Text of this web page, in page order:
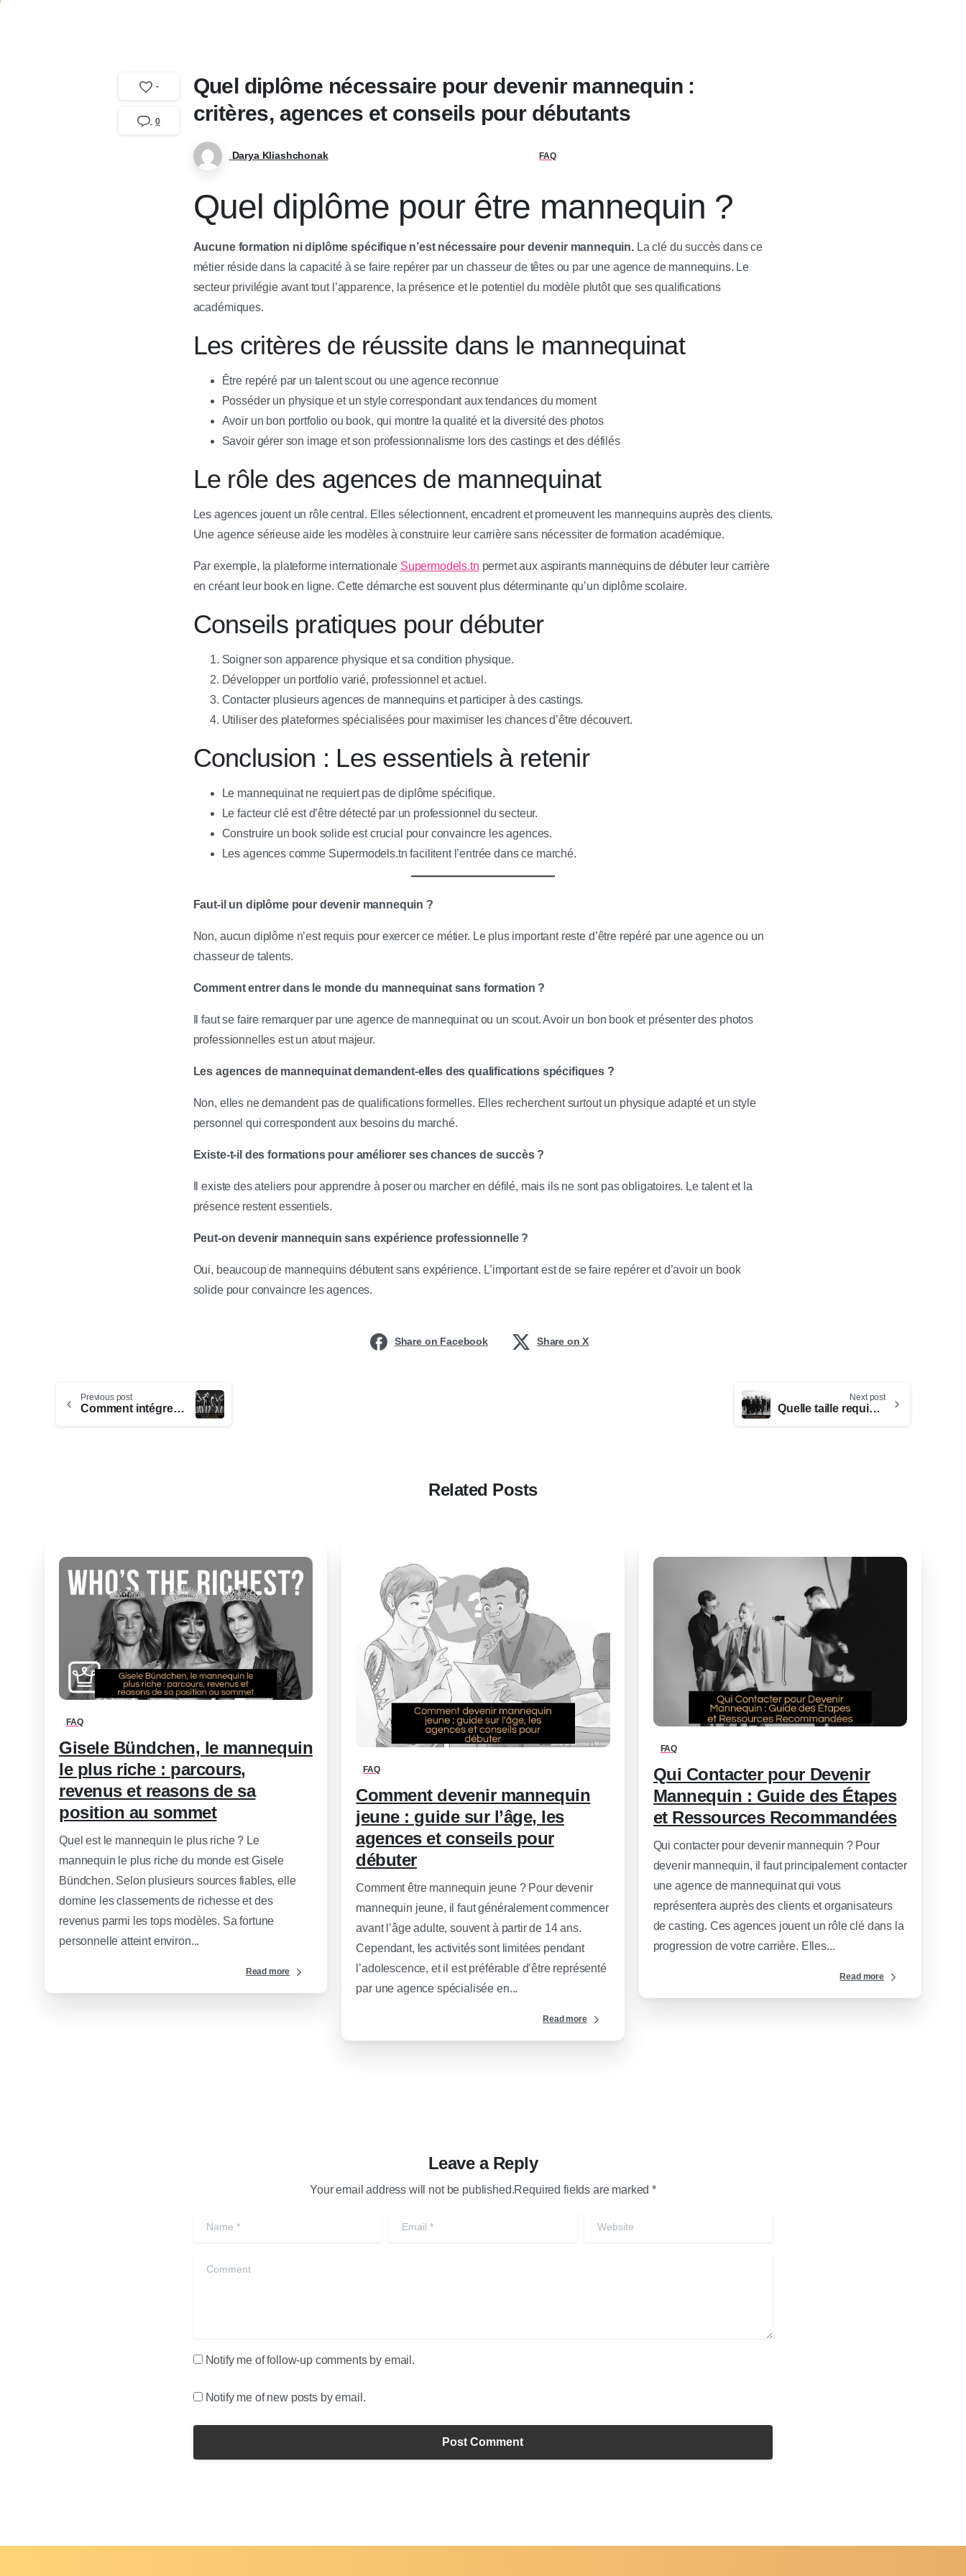
-
0
Quel diplôme nécessaire pour devenir mannequin :
critères, agences et conseils pour débutants
Darya Kliashchonak FAQ
Quel diplôme pour être mannequin ?
Aucune formation ni diplôme spécifique n’est nécessaire pour devenir mannequin. La clé du succès dans ce
métier réside dans la capacité à se faire repérer par un chasseur de têtes ou par une agence de mannequins. Le
secteur privilégie avant tout l’apparence, la présence et le potentiel du modèle plutôt que ses qualifications
académiques.
Les critères de réussite dans le mannequinat
Être repéré par un talent scout ou une agence reconnue
Posséder un physique et un style correspondant aux tendances du moment
Avoir un bon portfolio ou book, qui montre la qualité et la diversité des photos
Savoir gérer son image et son professionnalisme lors des castings et des défilés
Le rôle des agences de mannequinat
Les agences jouent un rôle central. Elles sélectionnent, encadrent et promeuvent les mannequins auprès des clients.
Une agence sérieuse aide les modèles à construire leur carrière sans nécessiter de formation académique.
Par exemple, la plateforme internationale Supermodels.tn permet aux aspirants mannequins de débuter leur carrière
en créant leur book en ligne. Cette démarche est souvent plus déterminante qu’un diplôme scolaire.
Conseils pratiques pour débuter
Soigner son apparence physique et sa condition physique.
Développer un portfolio varié, professionnel et actuel.
Contacter plusieurs agences de mannequins et participer à des castings.
Utiliser des plateformes spécialisées pour maximiser les chances d’être découvert.
Conclusion : Les essentiels à retenir
Le mannequinat ne requiert pas de diplôme spécifique.
Le facteur clé est d’être détecté par un professionnel du secteur.
Construire un book solide est crucial pour convaincre les agences.
Les agences comme Supermodels.tn facilitent l’entrée dans ce marché.
Faut-il un diplôme pour devenir mannequin ?
Non, aucun diplôme n’est requis pour exercer ce métier. Le plus important reste d’être repéré par une agence ou un
chasseur de talents.
Comment entrer dans le monde du mannequinat sans formation ?
Il faut se faire remarquer par une agence de mannequinat ou un scout. Avoir un bon book et présenter des photos
professionnelles est un atout majeur.
Les agences de mannequinat demandent-elles des qualifications spécifiques ?
Non, elles ne demandent pas de qualifications formelles. Elles recherchent surtout un physique adapté et un style
personnel qui correspondent aux besoins du marché.
Existe-t-il des formations pour améliorer ses chances de succès ?
Il existe des ateliers pour apprendre à poser ou marcher en défilé, mais ils ne sont pas obligatoires. Le talent et la
présence restent essentiels.
Peut-on devenir mannequin sans expérience professionnelle ?
Oui, beaucoup de mannequins débutent sans expérience. L’important est de se faire repérer et d’avoir un book
solide pour convaincre les agences.
Share on Facebook Share on X
Previous post
Comment intégrer une agence de mannequin : conseils et démarches essentielles
Next post
Quelle taille requise pour devenir mannequin chez Elite Model Look
Related Posts
0 -
FAQ
Gisele Bündchen, le mannequin
le plus riche : parcours,
revenus et reasons de sa
position au sommet
Quel est le mannequin le plus riche ? Le
mannequin le plus riche du monde est Gisele
Bündchen. Selon plusieurs sources fiables, elle
domine les classements de richesse et des
revenus parmi les tops modèles. Sa fortune
personnelle atteint environ...
Read more
0
FAQ
Comment devenir mannequin
jeune : guide sur l’âge, les
agences et conseils pour
débuter
Comment être mannequin jeune ? Pour devenir
mannequin jeune, il faut généralement commencer
avant l’âge adulte, souvent à partir de 14 ans.
Cependant, les activités sont limitées pendant
l’adolescence, et il est préférable d’être représenté
par une agence spécialisée en...
Read more
0
FAQ
Qui Contacter pour Devenir
Mannequin : Guide des Étapes
et Ressources Recommandées
Qui contacter pour devenir mannequin ? Pour
devenir mannequin, il faut principalement contacter
une agence de mannequinat qui vous
représentera auprès des clients et organisateurs
de casting. Ces agences jouent un rôle clé dans la
progression de votre carrière. Elles...
Read more
Leave a Reply
Your email address will not be published.Required fields are marked *
Name Email Website
Comment
Notify me of follow-up comments by email.
Notify me of new posts by email.